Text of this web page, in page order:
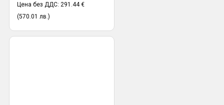
Цена без ДДС: 291.44 €
(570.01 лв.)